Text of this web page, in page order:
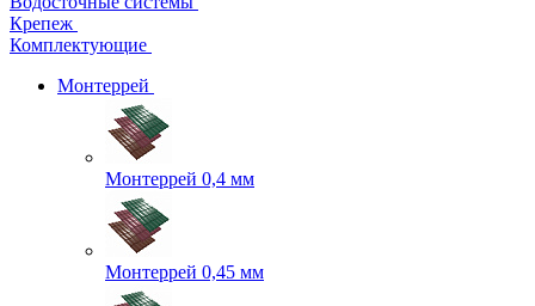
Крепеж
Комплектующие
Монтеррей
Монтеррей 0,4 мм
Монтеррей 0,45 мм